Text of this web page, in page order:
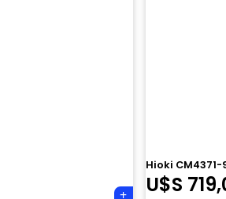
Hioki CM4371-
U$S